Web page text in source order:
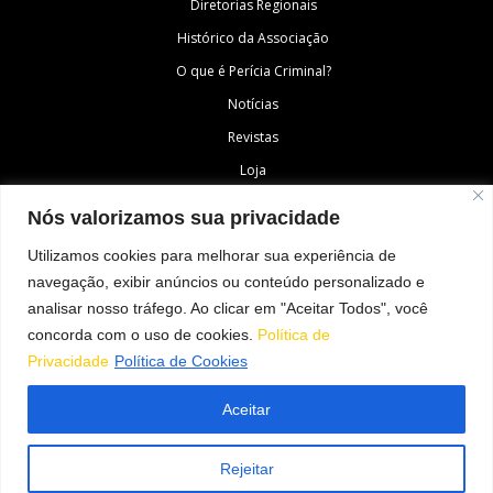
Nós valorizamos sua privacidade
Utilizamos cookies para melhorar sua experiência de
navegação, exibir anúncios ou conteúdo personalizado e
analisar nosso tráfego. Ao clicar em "Aceitar Todos", você
concorda com o uso de cookies. Política de
Privacidade Política de Cookies
Rejeitar
Aceitar
Diretorias Regionais
Histórico da Associação
O que é Perícia Criminal?
Notícias
Revistas
Loja
SIGA-NOS
Federais